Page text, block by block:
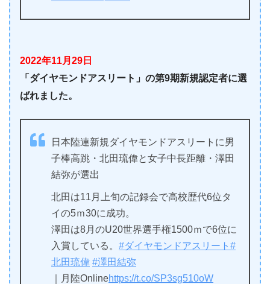
2022年11月29日
「ダイヤモンドアスリート」の第9期新規認定者に選
ばれました。
日本陸連新規ダイヤモンドアスリートに男
子棒高跳・北田琉偉と女子中長距離・澤田
結弥が選出
北田は11月上旬の記録会で高校歴代6位タ
イの5ｍ30に成功。
澤田は8月のU20世界選手権1500ｍで6位に
入賞している。 #ダイヤモンドアスリート #
北田琉偉 #澤田結弥
｜月陸Onlinehttps://t.co/SP3sg510oW